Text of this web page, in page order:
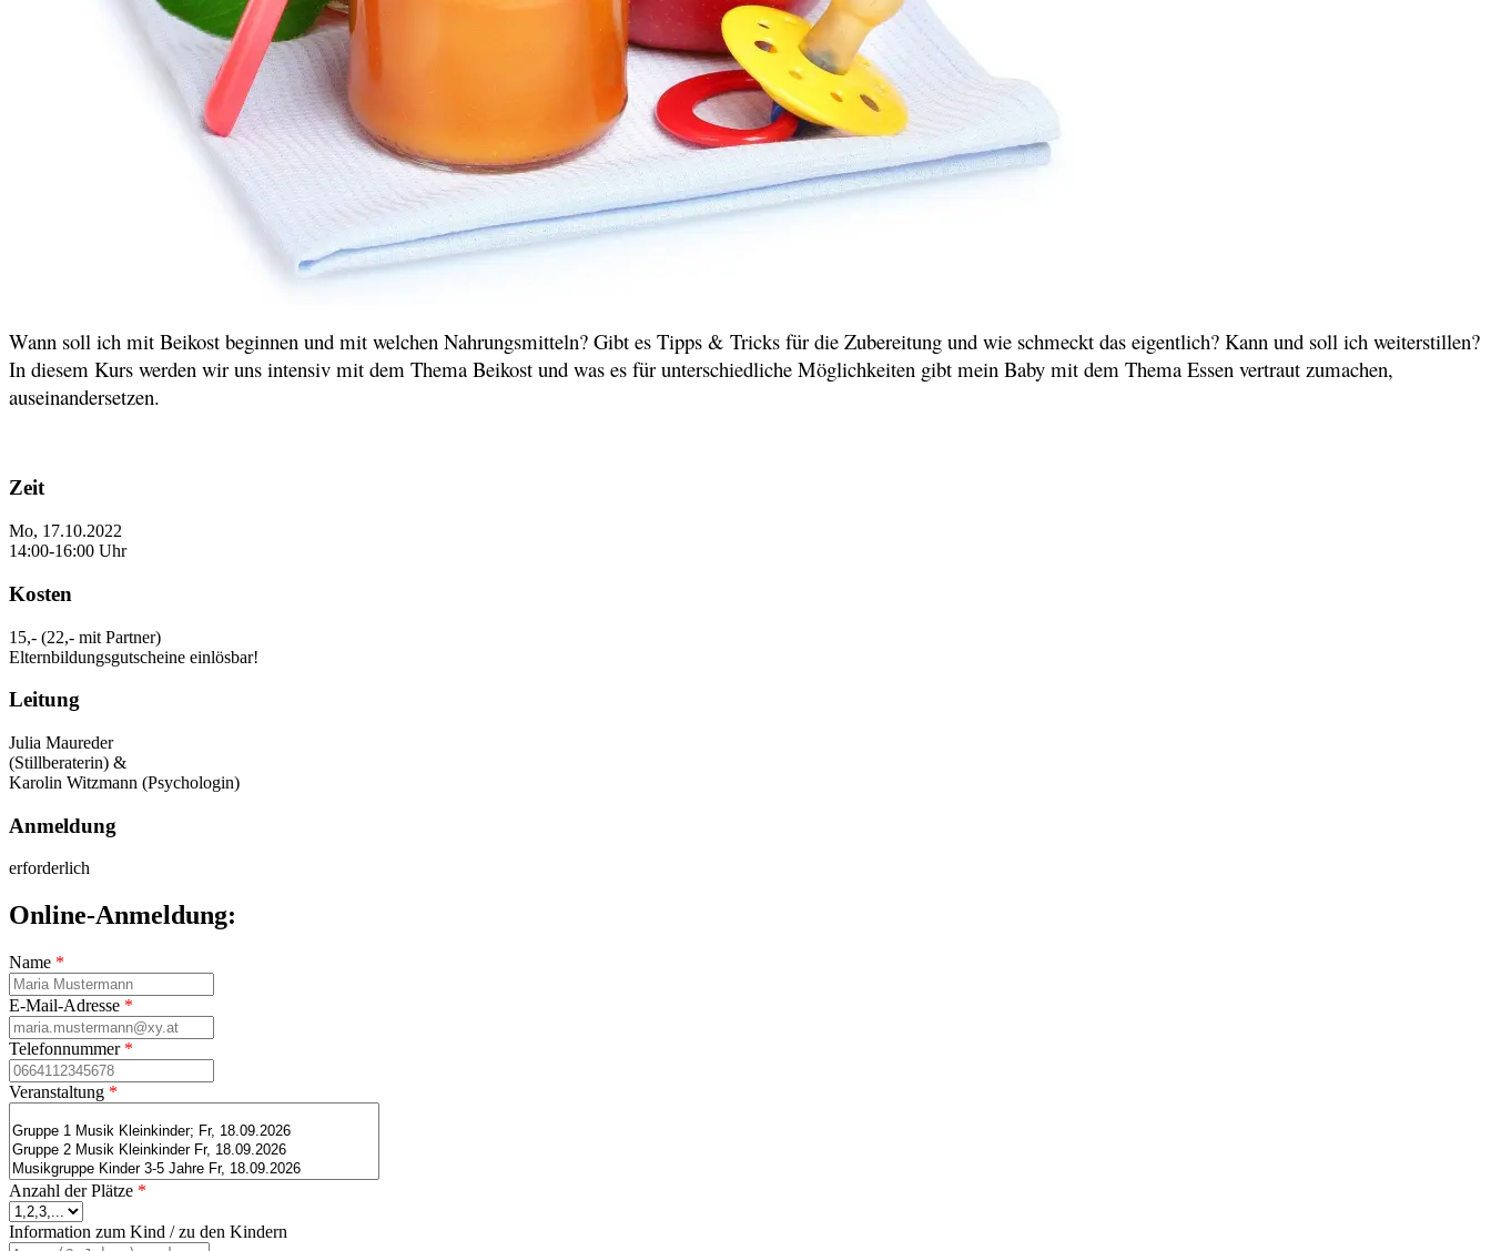
Wann soll ich mit Beikost beginnen und mit welchen Nahrungsmitteln? Gibt es Tipps & Tricks für die Zubereitung und wie schmeckt das eigentlich? Kann und soll ich weiterstillen?
In diesem Kurs werden wir uns intensiv mit dem Thema Beikost und was es für unterschiedliche Möglichkeiten gibt mein Baby mit dem Thema Essen vertraut zumachen,
auseinandersetzen.
Zeit
Mo, 17.10.2022
14:00-16:00 Uhr
Kosten
15,- (22,- mit Partner)
Elternbildungsgutscheine einlösbar!
Leitung
Julia Maureder
(Stillberaterin) &
Karolin Witzmann (Psychologin)
Anmeldung
erforderlich
Online-Anmeldung:
Name *
E-Mail-Adresse *
Telefonnummer *
Veranstaltung *
Anzahl der Plätze *
Information zum Kind / zu den Kindern